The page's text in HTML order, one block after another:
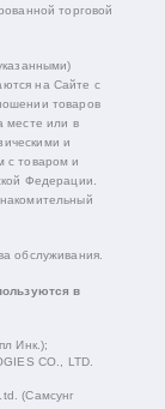
торговой
на Сайте с
товаров
месте или в
и
с товаром и
Федерации.
обслуживания.
в
Инк.);
CO., LTD.
(Самсунг